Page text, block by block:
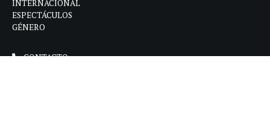
INTERNACIONAL
ESPECTÁCULOS
GÉNERO
CONTACTO